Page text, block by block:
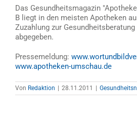
Das Gesundheitsmagazin
B liegt in den meisten Apotheken
Zuzahlung zur Gesundheitsberatung
abgegeben.
Pressemeldung:
www.apotheken-umschau.de
Von Redaktion | 28.11.2011 |